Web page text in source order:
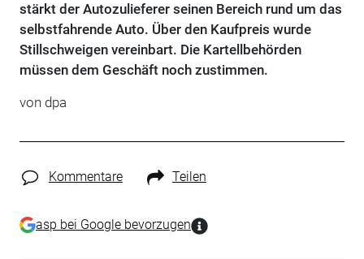
stärkt der Autozulieferer seinen Bereich rund um das
selbstfahrende Auto. Über den Kaufpreis wurde
Stillschweigen vereinbart. Die Kartellbehörden
müssen dem Geschäft noch zustimmen.
von dpa
Kommentare Teilen
asp bei Google bevorzugen